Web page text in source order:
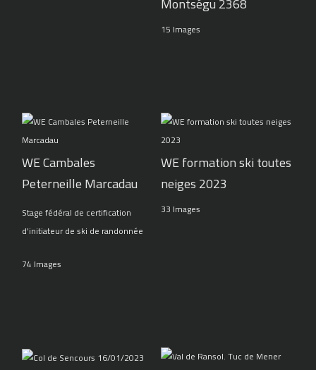
15 Images
WE Cambales
Peterneille Marcadau
Stage fédéral de certification
d'initiateur de ski de randonnée
74 Images
WE formation ski toutes
neiges 2023
33 Images